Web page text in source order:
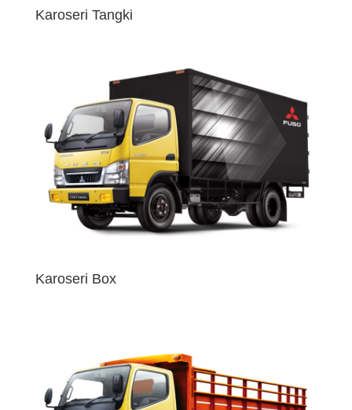
Karoseri Tangki
Karoseri Box